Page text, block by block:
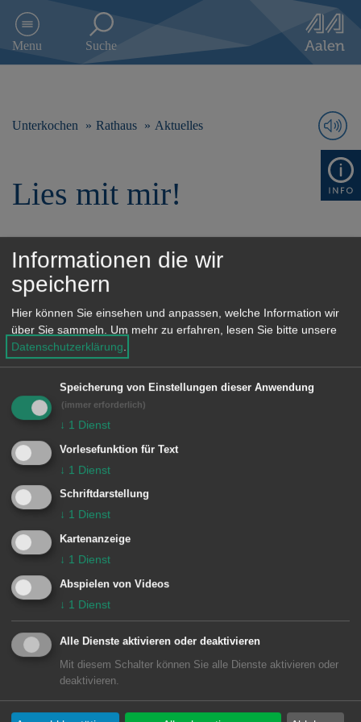
e
l
p
n
g
e
Menu Suche
Unterkochen Rathaus Aktuelles
Lies mit mir!
© Stadt Aalen, 09.04.2019
Unsere Anschrift
Rathaus Aalen
Marktplatz 30
73430 Aalen
07361 52-0
presseamt@aalen.de
Öffnungszeiten Rathaus Aalen
Direktlinks
Facebook
Informationen die wir
speichern
Hier können Sie einsehen und anpassen, welche Information wir
über Sie sammeln.
Um mehr zu erfahren, lesen Sie bitte unsere
Datenschutzerklärung
Speicherung von Einstellungen dieser Anwendung
(immer erforderlich)
↓ 1 Dienst
Vorlesefunktion für Text
↓ 1 Dienst
Schriftdarstellung
↓ 1 Dienst
Kartenanzeige
↓ 1 Dienst
Abspielen von Videos
↓ 1 Dienst
Alle Dienste aktivieren oder deaktivieren
Mit diesem Schalter können Sie alle Dienste aktivieren oder
deaktivieren.